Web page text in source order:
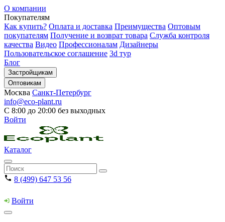
О компании
Покупателям
Как купить? Оплата и доставка Преимущества Оптовым
покупателям Получение и возврат товара Служба контроля
качества Видео Профессионалам Дизайнеры
Пользовательское соглашение 3d тур
Блог
Застройщикам
Оптовикам
Москва Санкт-Петербург
info@eco-plant.ru
С 8:00 до 20:00 без выходных
Войти
Каталог
8 (499) 647 53 56
Войти